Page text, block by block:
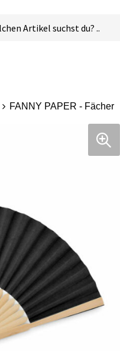
FANNY PAPER - Fächer